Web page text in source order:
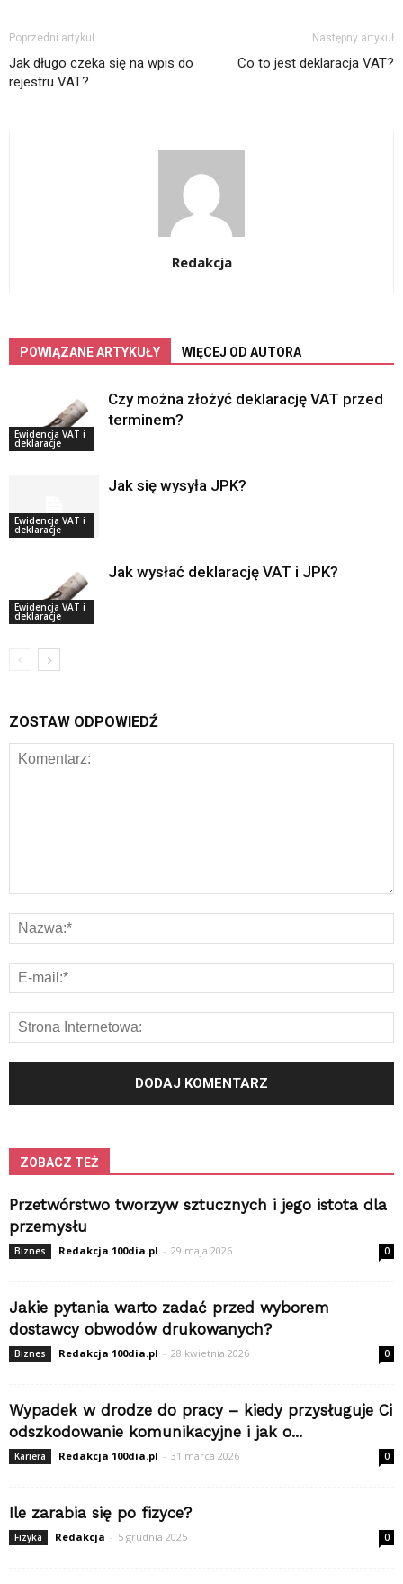
Poprzedni artykuł
Jak długo czeka się na wpis do
rejestru VAT?
Następny artykuł
Co to jest deklaracja VAT?
Redakcja
POWIĄZANE ARTYKUŁY WIĘCEJ OD AUTORA
Ewidencja VAT i
deklaracje
Czy można złożyć deklarację VAT przed
terminem?
Ewidencja VAT i
deklaracje
Jak się wysyła JPK?
Ewidencja VAT i
deklaracje
Jak wysłać deklarację VAT i JPK?
ZOSTAW ODPOWIEDŹ
ZOBACZ TEŻ
Przetwórstwo tworzyw sztucznych i jego istota dla
przemysłu
Biznes Redakcja 100dia.pl - 29 maja 2026 0
Jakie pytania warto zadać przed wyborem
dostawcy obwodów drukowanych?
Biznes Redakcja 100dia.pl - 28 kwietnia 2026 0
Wypadek w drodze do pracy – kiedy przysługuje Ci
odszkodowanie komunikacyjne i jak o...
Kariera Redakcja 100dia.pl - 31 marca 2026 0
Ile zarabia się po fizyce?
Fizyka Redakcja - 5 grudnia 2025 0